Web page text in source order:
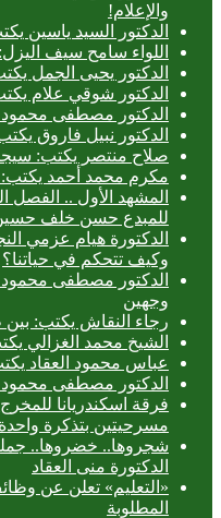
والإعلام!
الدكتور السيد ياسين
اللواء سامح سيف
الدكتور يحيى الجمل
الدكتور شوقي علام
الدكتور مصطفى
الدكتور نبيل فاروق
صلاح منتصر يكتب:
مكرم محمد أحمد يكتب: 40 سنة حفائر
المشهد الأول .. الفصل
للمبدع حسن خلف
الدكتورة هيام عزمي
وكيف تتحكم في حياتنا؟
الدكتور مصطفى
وجهين
رجاء النقاش يكتب:
الشيخ محمد الغزالي
عباس محمود العقاد
الدكتور مصطفى
فرقة اسكندريانا
مسرحيتين بتذكرة
شجروها.. خضروها..
الدكتورة منى العقاد
«التعليم» تعلن عن
المطلوبة